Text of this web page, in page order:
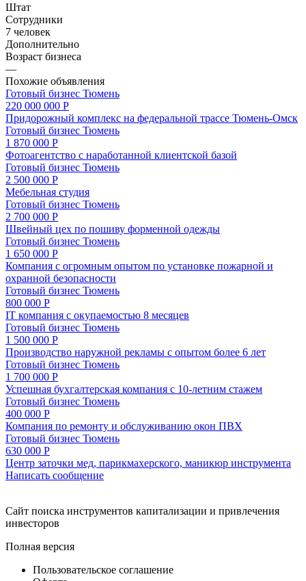
Штат
Сотрудники
7 человек
Дополнительно
Возраст бизнеса
—
Похожие объявления
Готовый бизнес Тюмень
220 000 000 Р
Придорожный комплекс на федеральной трассе Тюмень-Омск
Готовый бизнес Тюмень
1 870 000 Р
Фотоагентство с наработанной клиентской базой
Готовый бизнес Тюмень
2 500 000 Р
Мебельная студия
Готовый бизнес Тюмень
2 700 000 Р
Швейный цех по пошиву форменной одежды
Готовый бизнес Тюмень
1 650 000 Р
Компания с огромным опытом по установке пожарной и
охранной безопасности
Готовый бизнес Тюмень
800 000 Р
IT компания с окупаемостью 8 месяцев
Готовый бизнес Тюмень
1 500 000 Р
Производство наружной рекламы с опытом более 6 лет
Готовый бизнес Тюмень
1 700 000 Р
Успешная бухгалтерская компания с 10-летним стажем
Готовый бизнес Тюмень
400 000 Р
Компания по ремонту и обслуживанию окон ПВХ
Готовый бизнес Тюмень
630 000 Р
Центр заточки мед, парикмахерского, маникюр инструмента
Написать сообщение
Cайт поиска инструментов капитализации и привлечения
инвесторов
Полная версия
Пользовательское соглашение